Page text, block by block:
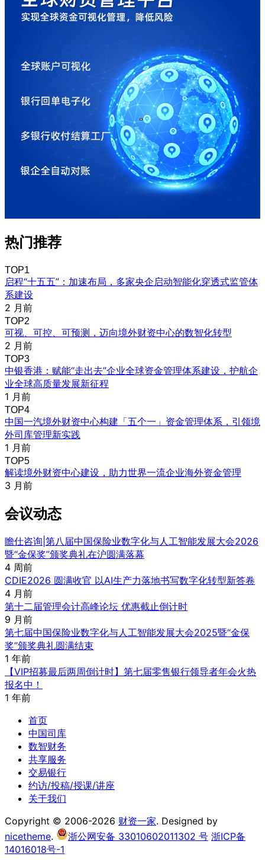
热门推荐
TOP1
启程“十五五”：加速布局，多家央企启动智能化穿透式监管体
系建设
2 月前
TOP2
可视、可控、可预测，迈向境外财资中心的数智化转型
2 月前
TOP3
中银香港：赋能“走出去”企业全球资金管理体系建设，护航企
业全球高质量发展新征程
1 月前
TOP4
中国一汽境外财资中心构建「五个一」资金管理体系，引领境
外司库管理新实践
1 月前
TOP5
解读境外财资中心建设，助力世界一流企业海外资金管理
3 月前
会议动态
瞻仕咨询|第八届中国保险业数字化与人工智能发展大会2026
暨“金保奖”颁奖典礼在沪圆满落幕
4 周前
CDIE2026 圆满收官 以AI生产力落地书写数字化转型新答卷
4 月前
第十二届管理会计高峰论坛 优惠截止倒计时
9 月前
第七届中国保险业数字化与人工智能发展大会2025暨“金保
奖”颁奖典礼圆满结束
1 年前
【VIP招募最后两周倒计时】第七届零售银行领导者年会火热
报名中！
1 年前
首页
中国司库
数智财务
共享服务
交易银行
约访/投稿/授课/讲座
关于我们
Copyright © 2006-2026 财资一家. Designed by
nicetheme. 浙公网安备 33010602011302 号 浙ICP备
14016018号-1